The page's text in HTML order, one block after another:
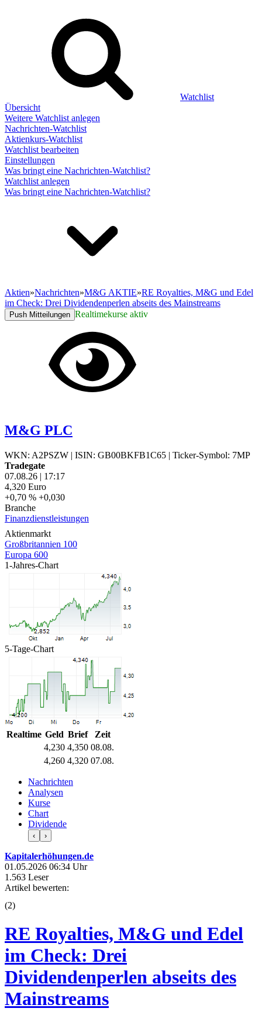
Watchlist
Übersicht
Weitere Watchlist anlegen
Nachrichten-Watchlist
Aktienkurs-Watchlist
Watchlist bearbeiten
Einstellungen
Was bringt eine Nachrichten-Watchlist?
Watchlist anlegen
Was bringt eine Nachrichten-Watchlist?
Aktien»Nachrichten»M&G AKTIE»RE Royalties, M&G und Edel
im Check: Drei Dividendenperlen abseits des Mainstreams
Push Mitteilungen Realtimekurse aktiv
M&G PLC
WKN: A2PSZW | ISIN: GB00BKFB1C65 | Ticker-Symbol: 7MP
Tradegate
07.08.26 | 17:17
4,320 Euro
+0,70 % +0,030
Branche
Finanzdienstleistungen
Aktienmarkt
Großbritannien 100
Europa 600
1-Jahres-Chart
5-Tage-Chart
Realtime Geld Brief
Zeit
4,230 4,350 08.08.
4,260 4,320 07.08.
Nachrichten
Analysen
Kurse
Chart
Dividende
‹ ›
Kapitalerhöhungen.de
01.05.2026 06:34 Uhr
1.563 Leser
Artikel bewerten:
(2)
RE Royalties, M&G und Edel
im Check: Drei
Dividendenperlen abseits des
Mainstreams